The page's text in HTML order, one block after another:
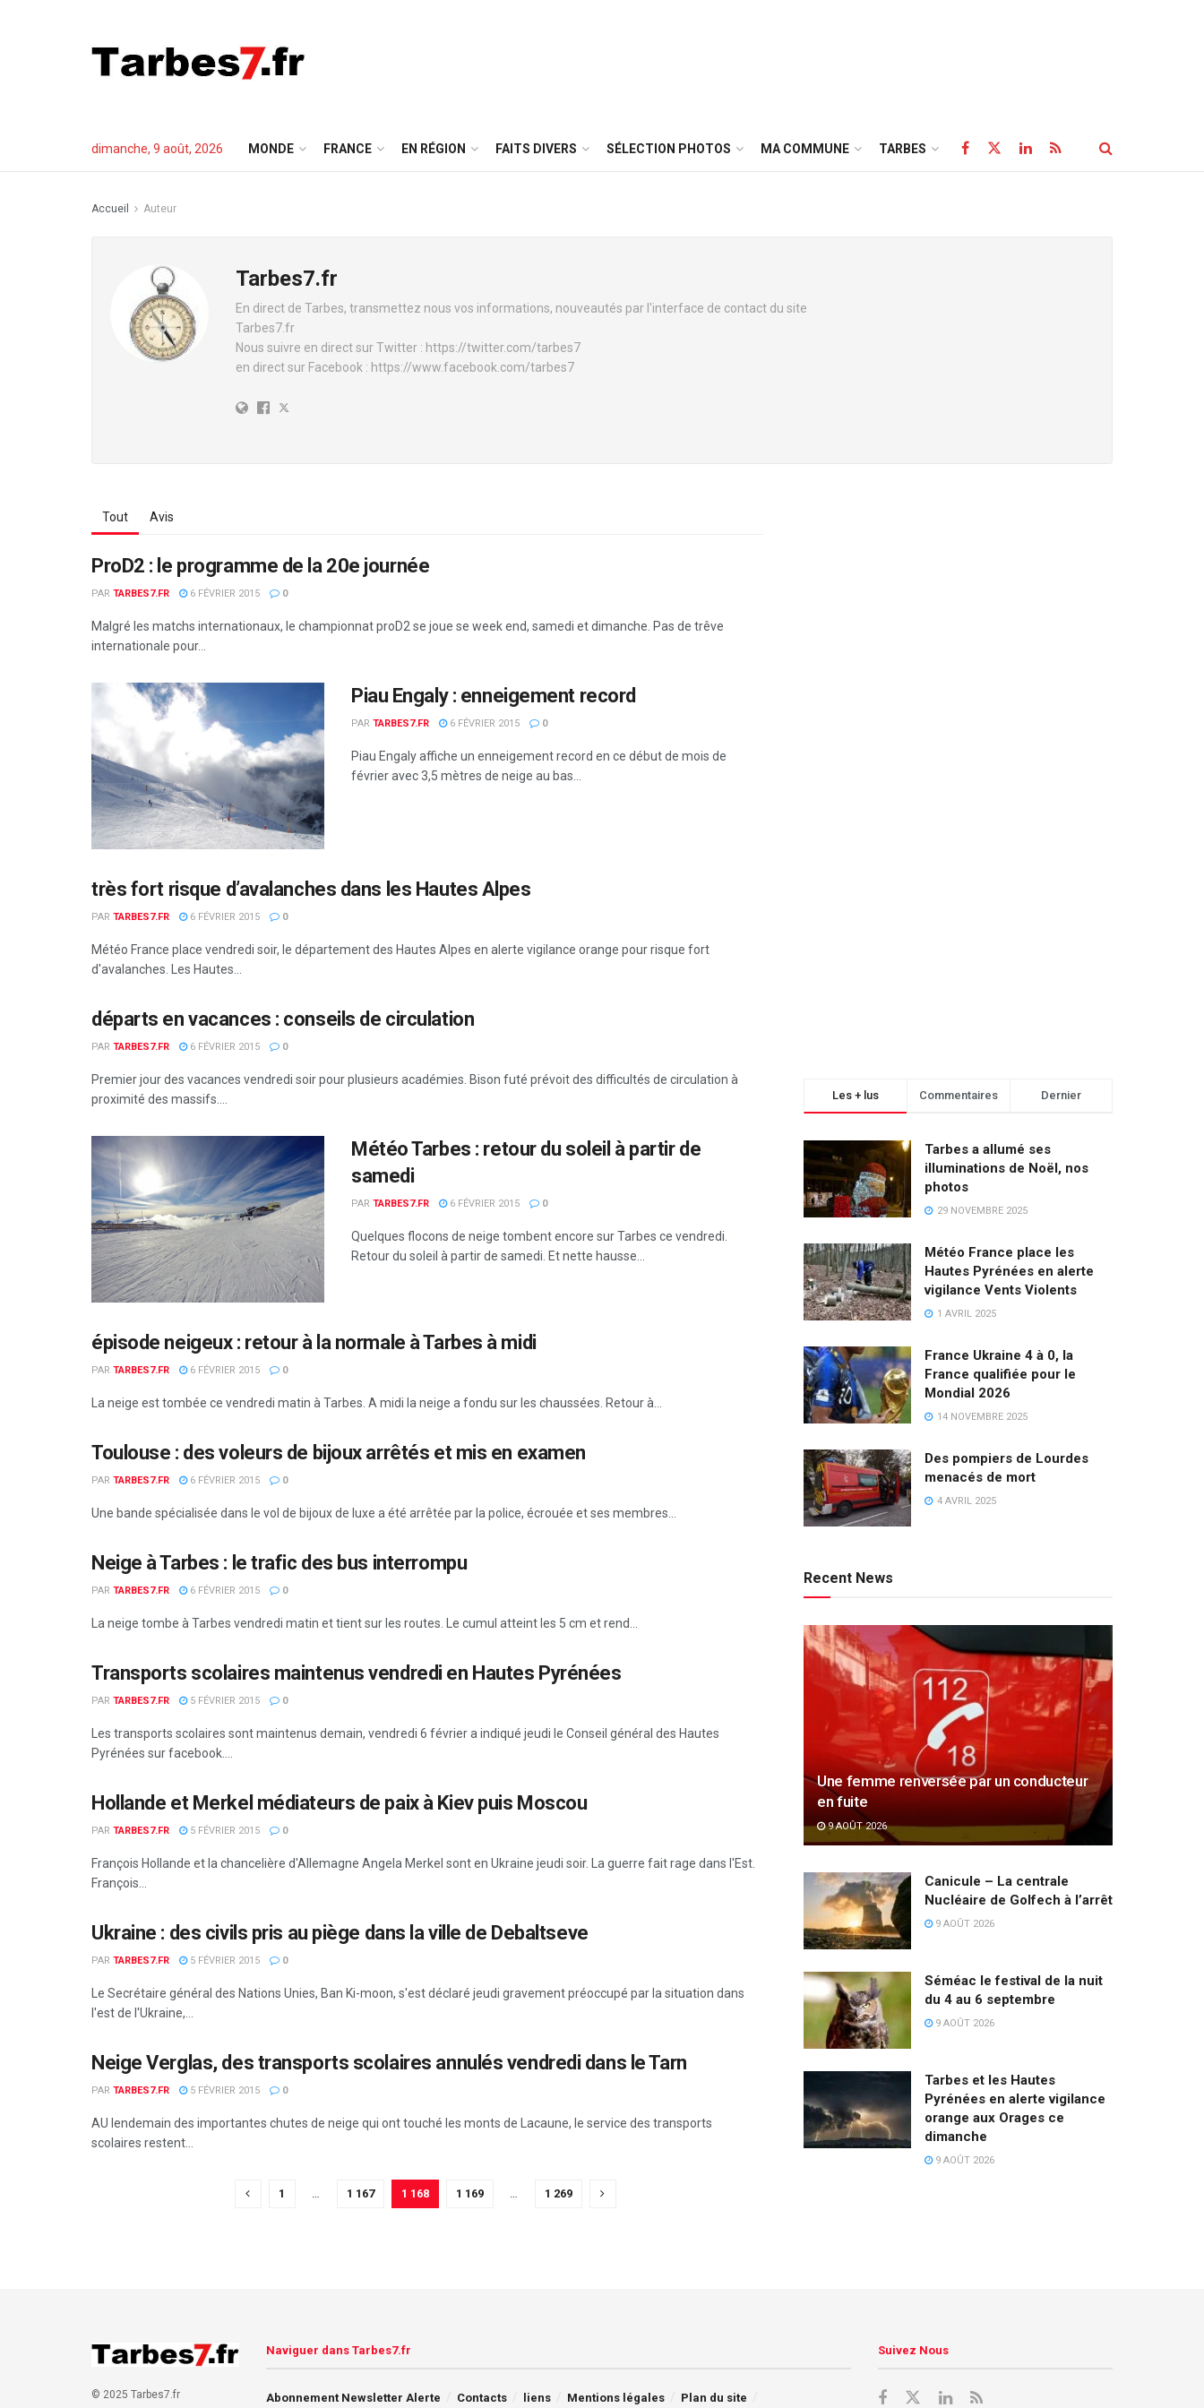
dimanche, 9 août, 2026 MONDE FRANCE EN RÉGION FAITS DIVERS SÉLECTION PHOTOS MA COMMUNE TARBES
Accueil Auteur
Tarbes7.fr
En direct de Tarbes, transmettez nous vos informations, nouveautés par l'interface de contact du site
Tarbes7.fr
Nous suivre en direct sur Twitter : https://twitter.com/tarbes7
en direct sur Facebook : https://www.facebook.com/tarbes7
Tout Avis
ProD2 : le programme de la 20e journée
PAR TARBES7.FR 6 FÉVRIER 2015 0
Malgré les matchs internationaux, le championnat proD2 se joue se week end, samedi et dimanche. Pas de trêve
internationale pour...
Piau Engaly : enneigement record
PAR TARBES7.FR 6 FÉVRIER 2015 0
Piau Engaly affiche un enneigement record en ce début de mois de
février avec 3,5 mètres de neige au bas...
très fort risque d’avalanches dans les Hautes Alpes
PAR TARBES7.FR 6 FÉVRIER 2015 0
Météo France place vendredi soir, le département des Hautes Alpes en alerte vigilance orange pour risque fort
d'avalanches. Les Hautes...
départs en vacances : conseils de circulation
PAR TARBES7.FR 6 FÉVRIER 2015 0
Premier jour des vacances vendredi soir pour plusieurs académies. Bison futé prévoit des difficultés de circulation à
proximité des massifs....
Météo Tarbes : retour du soleil à partir de
samedi
PAR TARBES7.FR 6 FÉVRIER 2015 0
Quelques flocons de neige tombent encore sur Tarbes ce vendredi.
Retour du soleil à partir de samedi. Et nette hausse...
épisode neigeux : retour à la normale à Tarbes à midi
PAR TARBES7.FR 6 FÉVRIER 2015 0
La neige est tombée ce vendredi matin à Tarbes. A midi la neige a fondu sur les chaussées. Retour à...
Toulouse : des voleurs de bijoux arrêtés et mis en examen
PAR TARBES7.FR 6 FÉVRIER 2015 0
Une bande spécialisée dans le vol de bijoux de luxe a été arrêtée par la police, écrouée et ses membres...
Neige à Tarbes : le trafic des bus interrompu
PAR TARBES7.FR 6 FÉVRIER 2015 0
La neige tombe à Tarbes vendredi matin et tient sur les routes. Le cumul atteint les 5 cm et rend...
Transports scolaires maintenus vendredi en Hautes Pyrénées
PAR TARBES7.FR 5 FÉVRIER 2015 0
Les transports scolaires sont maintenus demain, vendredi 6 février a indiqué jeudi le Conseil général des Hautes
Pyrénées sur facebook....
Hollande et Merkel médiateurs de paix à Kiev puis Moscou
PAR TARBES7.FR 5 FÉVRIER 2015 0
François Hollande et la chancelière d'Allemagne Angela Merkel sont en Ukraine jeudi soir. La guerre fait rage dans l'Est.
François...
Ukraine : des civils pris au piège dans la ville de Debaltseve
PAR TARBES7.FR 5 FÉVRIER 2015 0
Le Secrétaire général des Nations Unies, Ban Ki-moon, s'est déclaré jeudi gravement préoccupé par la situation dans
l'est de l'Ukraine,...
Neige Verglas, des transports scolaires annulés vendredi dans le Tarn
PAR TARBES7.FR 5 FÉVRIER 2015 0
AU lendemain des importantes chutes de neige qui ont touché les monts de Lacaune, le service des transports
scolaires restent...
1 1 167 1 168 1 169 1 269
Les + lus Commentaires Dernier
Tarbes a allumé ses
illuminations de Noël, nos
photos
29 NOVEMBRE 2025
Météo France place les
Hautes Pyrénées en alerte
vigilance Vents Violents
1 AVRIL 2025
France Ukraine 4 à 0, la
France qualifiée pour le
Mondial 2026
14 NOVEMBRE 2025
Des pompiers de Lourdes
menacés de mort
4 AVRIL 2025
Recent News
Une femme renversée par un conducteur
en fuite
9 AOÛT 2026
Canicule – La centrale
Nucléaire de Golfech à l’arrêt
9 AOÛT 2026
Séméac le festival de la nuit
du 4 au 6 septembre
9 AOÛT 2026
Tarbes et les Hautes
Pyrénées en alerte vigilance
orange aux Orages ce
dimanche
9 AOÛT 2026
© 2025 Tarbes7.fr
Naviguer dans Tarbes7.fr
Abonnement Newsletter Alerte Contacts liens Mentions légales Plan du site
Suivez Nous